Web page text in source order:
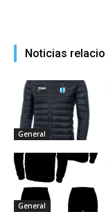
Noticias
General
General